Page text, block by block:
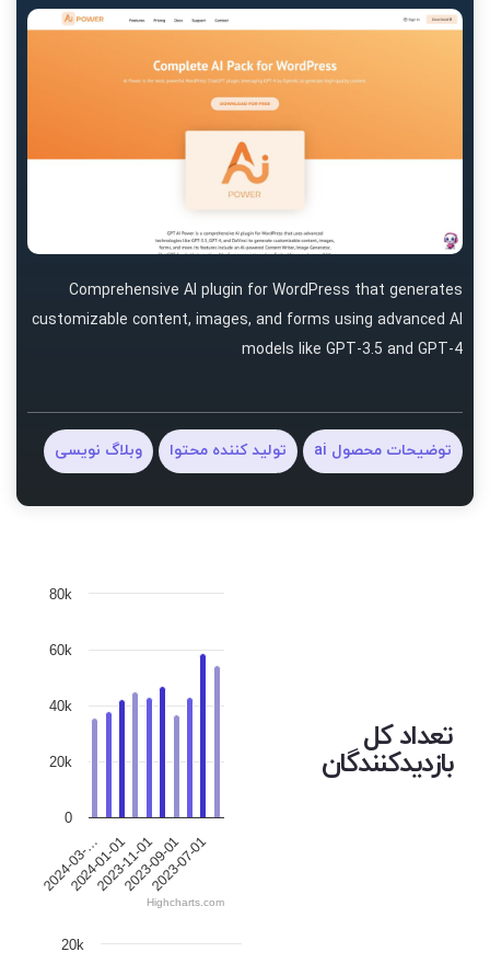
Comprehensive AI plugin for WordPress that generates
customizable content, images, and forms using advanced AI
models like GPT-3.5 and GPT-4
توضیحات محصول ai تولید کننده محتوا وبلاگ نویسی
تعداد کل
بازدیدکنندگان
2024-03-…
2024-01-01
2023-11-01
2023-09-01
2023-07-01
0
20k
40k
60k
80k
Highcharts.com
20k